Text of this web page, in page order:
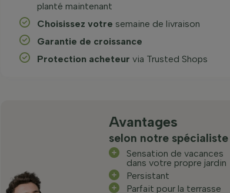
planté maintenant
Choisissez votre semaine de livraison
Garantie de croissance
Protection acheteur via Trusted Shops
Avantages
selon notre spécialiste
Sensation de vacances
dans votre propre jardin
Persistant
Parfait pour la terrasse